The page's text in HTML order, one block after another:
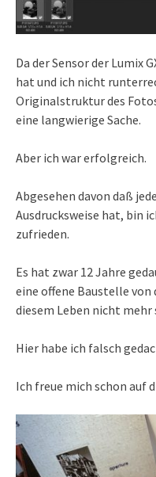
Da der Sensor der Lumix
hat und ich nicht
Originalstruktur des
eine langwierige Sache.
Aber ich war erfolgreich.
Abgesehen davon daß
Ausdrucksweise hat, bin
zufrieden.
Es hat zwar 12 Jahre
eine offene Baustelle von
diesem Leben nicht mehr
Hier habe ich falsch
Ich freue mich schon auf